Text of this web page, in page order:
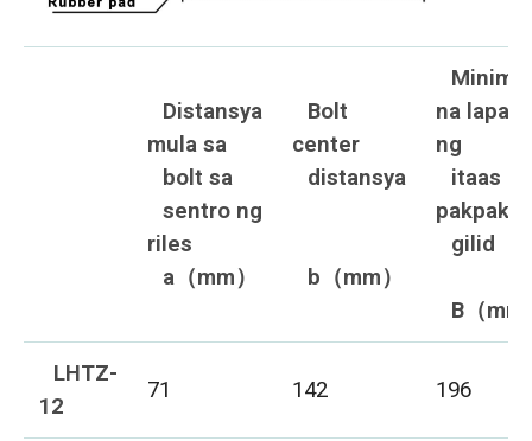
Distansya
mula sa
bolt sa
sentro ng
riles
a（mm）
Bolt
center
distansya
b（mm）
na lapad
ng
itaas na
pakpak
gilid
B（mm
LHTZ-
12
71 142 196